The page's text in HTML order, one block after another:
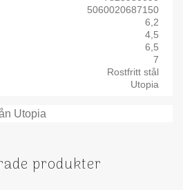
5060020687150
6,2
4,5
6,5
7
Rostfritt stål
Utopia
Utopia
produkter